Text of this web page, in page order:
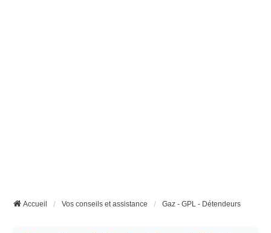
Accueil Vos conseils et assistance Gaz - GPL - Détendeurs